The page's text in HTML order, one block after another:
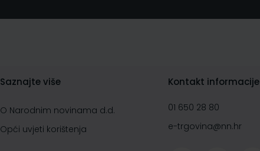
Saznajte više
O Narodnim novinama d.d.
Opći uvjeti korištenja
Kontakt informacije
01 650 28 80
e-trgovina@nn.hr